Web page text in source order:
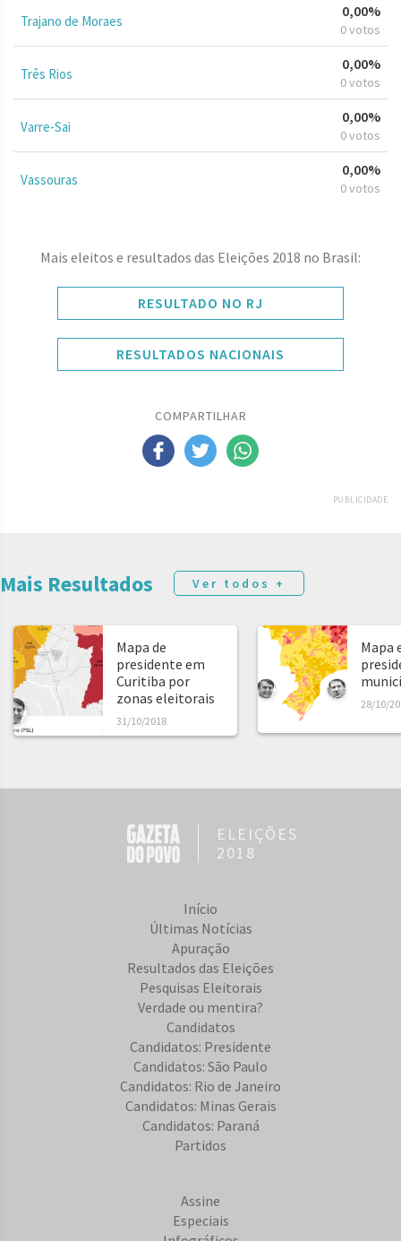
Trajano de Moraes
0,00%
0 votos
Três Rios
0,00%
0 votos
Varre-Sai
0,00%
0 votos
Vassouras
0,00%
0 votos
Mais eleitos e resultados das Eleições 2018 no Brasil:
RESULTADO NO RJ
RESULTADOS NACIONAIS
COMPARTILHAR
PUBLICIDADE
Mais Resultados Ver todos +
Mapa de
presidente em
Curitiba por
zonas eleitorais
31/10/2018
Mapa
28/10/
ELEIÇÕES
2018
Início
Últimas Notícias
Apuração
Resultados das Eleições
Pesquisas Eleitorais
Verdade ou mentira?
Candidatos
Candidatos: Presidente
Candidatos: São Paulo
Candidatos: Rio de Janeiro
Candidatos: Minas Gerais
Candidatos: Paraná
Partidos
Assine
Especiais